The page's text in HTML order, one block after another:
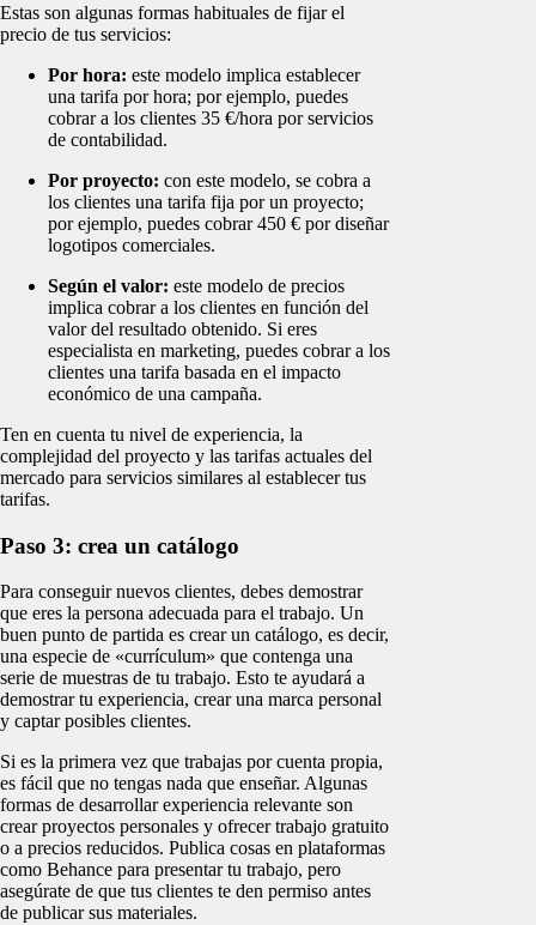
Estas son algunas formas habituales de fijar el
precio de tus servicios:
Por hora: este modelo implica establecer
una tarifa por hora; por ejemplo, puedes
cobrar a los clientes 35 €/hora por servicios
de contabilidad.
Por proyecto: con este modelo, se cobra a
los clientes una tarifa fija por un proyecto;
por ejemplo, puedes cobrar 450 € por diseñar
logotipos comerciales.
Según el valor: este modelo de precios
implica cobrar a los clientes en función del
valor del resultado obtenido. Si eres
especialista en marketing, puedes cobrar a los
clientes una tarifa basada en el impacto
económico de una campaña.
Ten en cuenta tu nivel de experiencia, la
complejidad del proyecto y las tarifas actuales del
mercado para servicios similares al establecer tus
tarifas.
Paso 3: crea un catálogo
Para conseguir nuevos clientes, debes demostrar
que eres la persona adecuada para el trabajo. Un
buen punto de partida es crear un catálogo, es decir,
una especie de «currículum» que contenga una
serie de muestras de tu trabajo. Esto te ayudará a
demostrar tu experiencia, crear una marca personal
y captar posibles clientes.
Si es la primera vez que trabajas por cuenta propia,
es fácil que no tengas nada que enseñar. Algunas
formas de desarrollar experiencia relevante son
crear proyectos personales y ofrecer trabajo gratuito
o a precios reducidos. Publica cosas en plataformas
como Behance para presentar tu trabajo, pero
asegúrate de que tus clientes te den permiso antes
de publicar sus materiales.